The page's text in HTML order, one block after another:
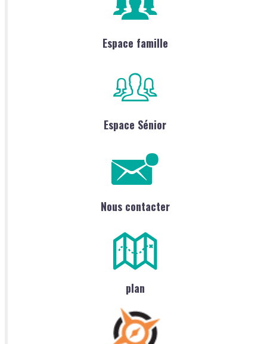
Espace famille
Espace Sénior
Nous contacter
plan